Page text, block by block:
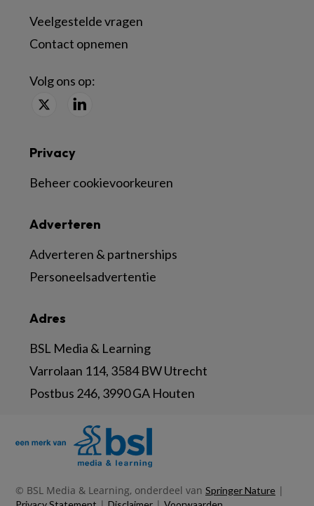
Veelgestelde vragen
Contact opnemen
Volg ons op:
Adres
BSL Media & Learning
Varrolaan 114, 3584 BW Utrecht
Postbus 246, 3990 GA Houten
Adverteren
Adverteren & partnerships
Personeelsadvertentie
Privacy
Beheer cookievoorkeuren
© BSL Media & Learning, onderdeel van Springer Nature |